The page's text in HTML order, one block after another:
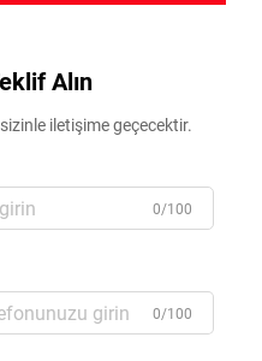
Alın
iletişime geçecektir.
0/100
0/100